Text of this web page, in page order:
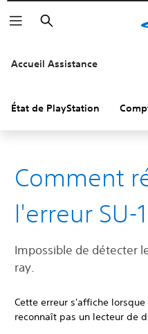
Rechercher
Accueil Assistance
État de PlayStation
Comment
l'erreur SU-
Impossible de détecter
ray.
Cette erreur s'affiche
reconnaît pas un lecteur de